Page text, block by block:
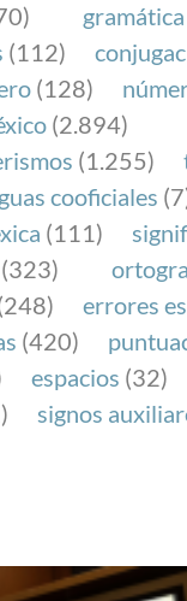
objetivo es
de
gramática
(112)
(128)
(2.894)
(1.255)
cooficiales
(111)
(323)
errores
(420)
espacios (32)
signos